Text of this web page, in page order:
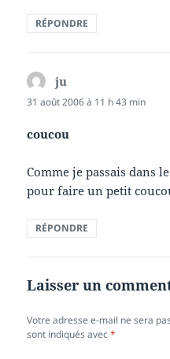
RÉPONDRE
ju
31 août 2006 à 11 h 43 min
coucou
Comme je passais dans
pour faire un petit
RÉPONDRE
Laisser un
Votre adresse e-mail ne sera
sont indiqués avec*